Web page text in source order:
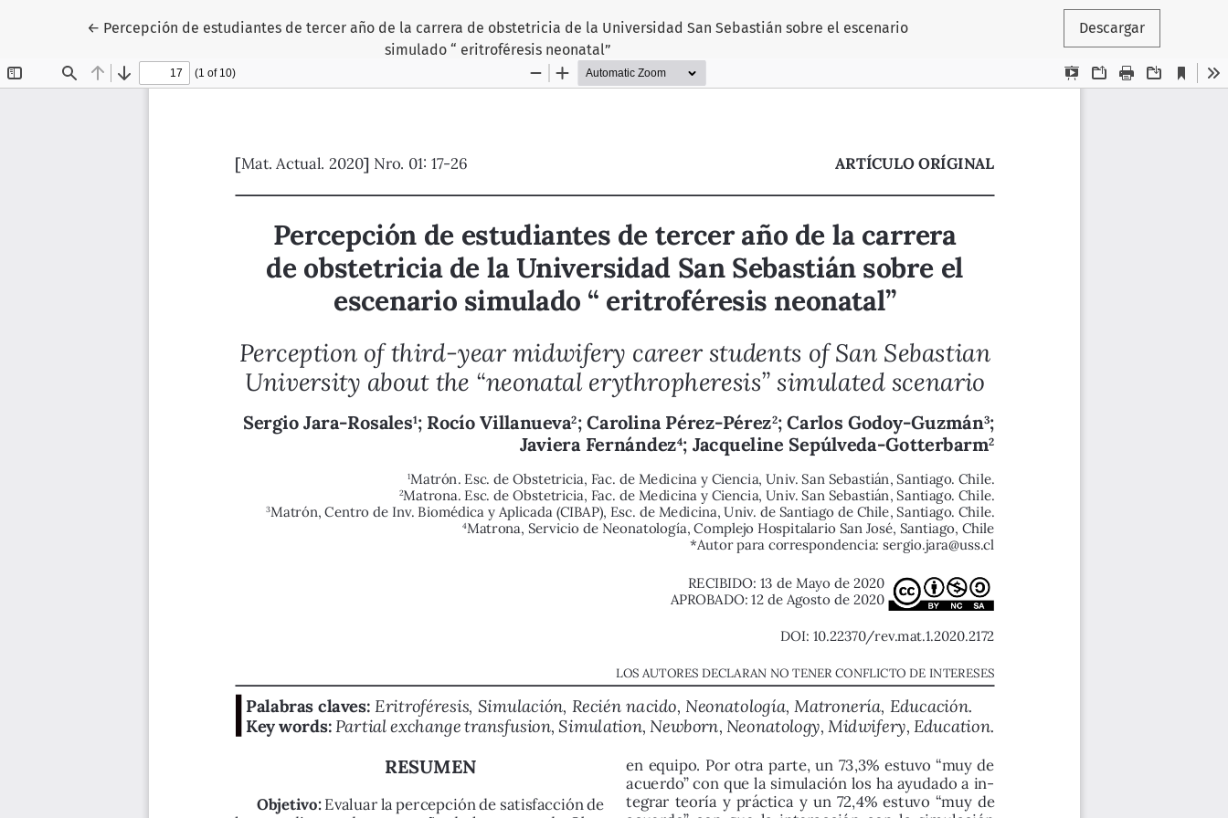
← Volver a los detalles del artículo
Percepción de estudiantes de tercer año de la carrera de obstetricia de la Universidad San Sebastián sobre el escenario
simulado “ eritroféresis neonatal”
Descargar